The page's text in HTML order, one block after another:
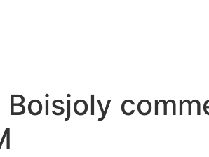
Boisjoly